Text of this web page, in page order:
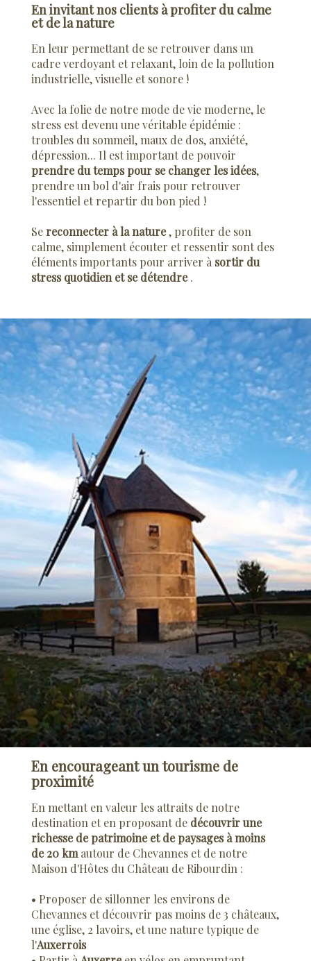
En invitant nos clients à profiter du calme
et de la nature
En leur permettant de se retrouver dans un
cadre verdoyant et relaxant, loin de la pollution
industrielle, visuelle et sonore !
Avec la folie de notre mode de vie moderne, le
stress est devenu une véritable épidémie :
troubles du sommeil, maux de dos, anxiété,
dépression... Il est important de pouvoir
prendre du temps pour se changer les idées,
prendre un bol d'air frais pour retrouver
l'essentiel et repartir du bon pied !
Sereconnecter à la nature, profiter de son
calme, simplement écouter et ressentir sont des
éléments importants pour arriver à sortir du
stress quotidien et se détendre.
En encourageant un tourisme de
proximité
En mettant en valeur les attraits de notre
destination et en proposant de découvrir une
richesse de patrimoine et de paysages à moins
de 20 kmautour de Chevannes et de notre
Maison d'Hôtes du Château de Ribourdin :
• Proposer de sillonner les environs de
Chevannes et découvrir pas moins de 3 châteaux,
une église, 2 lavoirs, et une nature typique de
l'Auxerrois